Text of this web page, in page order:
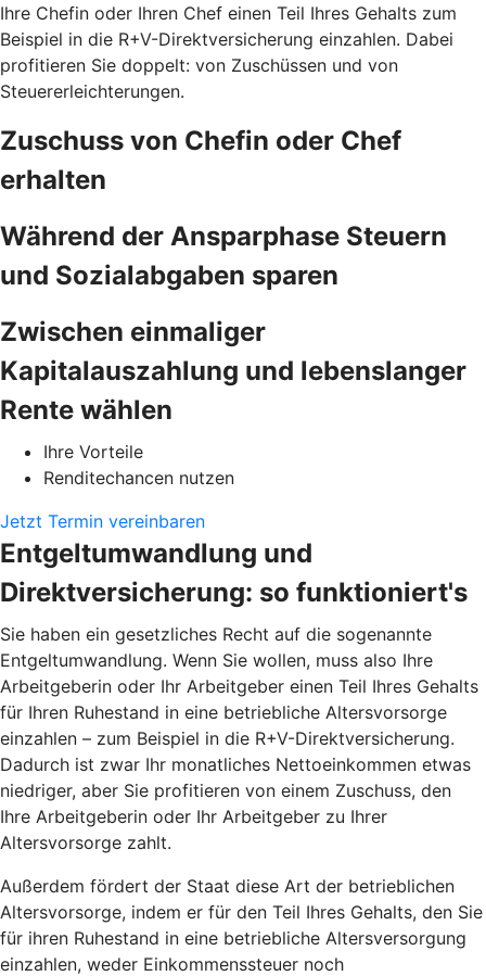
Ihre Chefin oder Ihren Chef einen Teil Ihres Gehalts zum
Beispiel in die R+V-Direktversicherung einzahlen. Dabei
profitieren Sie doppelt: von Zuschüssen und von
Steuererleichterungen.
Zuschuss von Chefin oder Chef
erhalten
Während der Ansparphase Steuern
und Sozialabgaben sparen
Zwischen einmaliger
Kapitalauszahlung und lebenslanger
Rente wählen
Ihre Vorteile
Renditechancen nutzen
Jetzt Termin vereinbaren
Entgeltumwandlung und
Direktversicherung: so funktioniert's
Sie haben ein gesetzliches Recht auf die sogenannte
Entgeltumwandlung. Wenn Sie wollen, muss also Ihre
Arbeitgeberin oder Ihr Arbeitgeber einen Teil Ihres Gehalts
für Ihren Ruhestand in eine betriebliche Altersvorsorge
einzahlen – zum Beispiel in die R+V-Direktversicherung.
Dadurch ist zwar Ihr monatliches Nettoeinkommen etwas
niedriger, aber Sie profitieren von einem Zuschuss, den
Ihre Arbeitgeberin oder Ihr Arbeitgeber zu Ihrer
Altersvorsorge zahlt.
Außerdem fördert der Staat diese Art der betrieblichen
Altersvorsorge, indem er für den Teil Ihres Gehalts, den Sie
für ihren Ruhestand in eine betriebliche Altersversorgung
einzahlen, weder Einkommenssteuer noch